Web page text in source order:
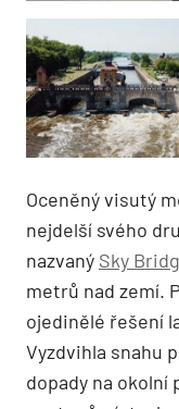
Oceněný visutý
nejdelší svého
nazvaný Sky
metrů nad zemí.
ojedinělé řešení
Vyzdvihla snahu
dopady na okolní